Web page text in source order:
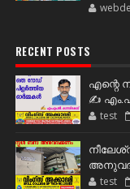
RECENT POSTS
എന്റെ
✍️
test
test